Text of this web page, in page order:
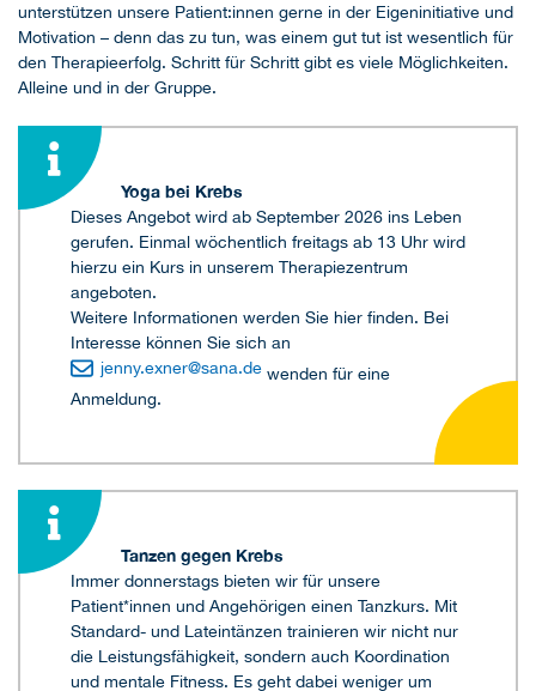
unterstützen unsere Patient:innen gerne in der Eigeninitiative und
Motivation – denn das zu tun, was einem gut tut ist wesentlich für
den Therapieerfolg. Schritt für Schritt gibt es viele Möglichkeiten.
Alleine und in der Gruppe.
Yoga bei Krebs
Dieses Angebot wird ab September 2026 ins Leben
gerufen. Einmal wöchentlich freitags ab 13 Uhr wird
hierzu ein Kurs in unserem Therapiezentrum
angeboten.
Weitere Informationen werden Sie hier finden. Bei
Interesse können Sie sich an
jenny.exner@sana.de wenden für eine
Anmeldung.
Tanzen gegen Krebs
Immer donnerstags bieten wir für unsere
Patient*innen und Angehörigen einen Tanzkurs. Mit
Standard- und Lateintänzen trainieren wir nicht nur
die Leistungsfähigkeit, sondern auch Koordination
und mentale Fitness. Es geht dabei weniger um